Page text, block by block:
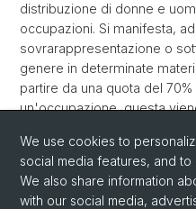
distribuzione di donne e
occupazioni. Si manifesta,
sovrarappresentazione o
genere in determinate
partire da una quota del
un'occupazione, questa
Back
We use cookies to
social media features, and
We also share information
with our social media,